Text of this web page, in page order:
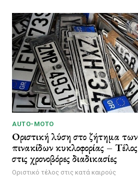
AUTO-MOTO
Οριστική λύση στο ζήτημα των
πινακίδων κυκλοφορίας – Τέλος
στις χρονοβόρες διαδικασίες
Οριστικό τέλος στις κατά καιρούς